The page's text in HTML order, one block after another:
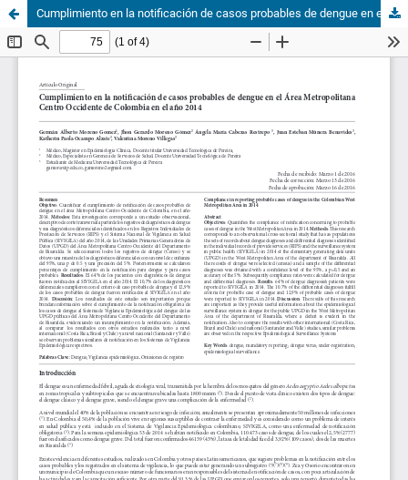
Cumplimiento en la notificación de casos probables de dengue en el Área Metropolitana Centro Occidente de Colombia en el año 2014